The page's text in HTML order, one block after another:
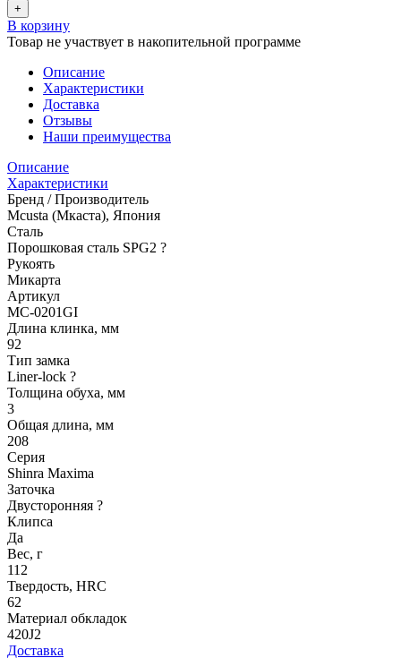
+
В корзину
Товар не участвует в накопительной программе
Описание
Характеристики
Доставка
Отзывы
Наши преимущества
Описание
Характеристики
Бренд / Производитель
Mcusta (Мкаста), Япония
Сталь
Порошковая сталь SPG2 ?
Рукоять
Микарта
Артикул
MC-0201GI
Длина клинка, мм
92
Тип замка
Liner-lock ?
Толщина обуха, мм
3
Общая длина, мм
208
Серия
Shinra Maxima
Заточка
Двусторонняя ?
Клипса
Да
Вес, г
112
Твердость, HRC
62
Материал обкладок
420J2
Доставка